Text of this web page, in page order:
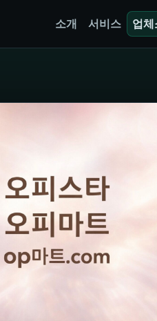
소개 서비스 업